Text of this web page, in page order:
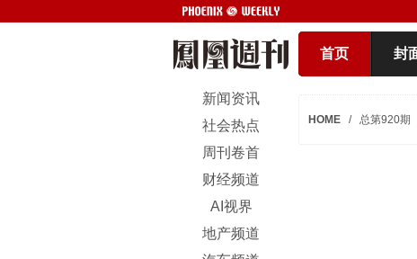
首页 封
新闻资讯
社会热点
周刊卷首
财经频道
AI视界
地产频道
HOME / 总第920期